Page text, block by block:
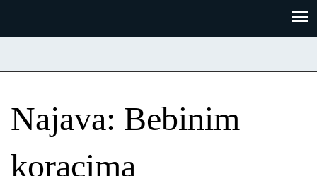
Najava: Bebinim
koracima